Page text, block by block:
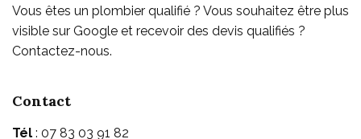
Vous êtes un plombier qualifié ? Vous souhaitez être plus
visible sur Google et recevoir des devis qualifiés ?
Contactez-nous.
Contact
Tél : 07 83 03 91 82